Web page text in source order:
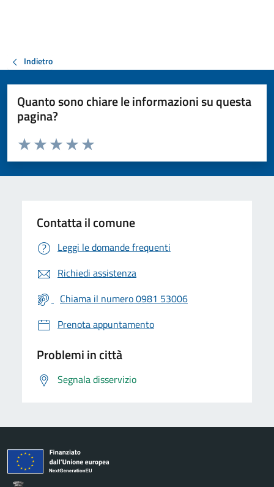
Indietro
Quanto sono chiare le informazioni su questa
pagina?
Valuta da 1 a 5 stelle la pagina
Valuta 5 stelle su 5
Valuta 4 stelle su 5
Valuta 3 stelle su 5
Valuta 2 stelle su 5
Valuta 1 stelle su 5
Contatta il comune
Leggi le domande frequenti
Richiedi assistenza
Chiama il numero 0981 53006
Prenota appuntamento
Problemi in città
Segnala disservizio